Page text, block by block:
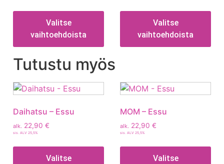
Valitse
vaihtoehdoista
Valitse
vaihtoehdoista
Tutustu myös
Daihatsu – Essu
alk. 22,90 €
sis. ALV 25,5%
Valitse
MOM – Essu
alk. 22,90 €
sis. ALV 25,5%
Valitse